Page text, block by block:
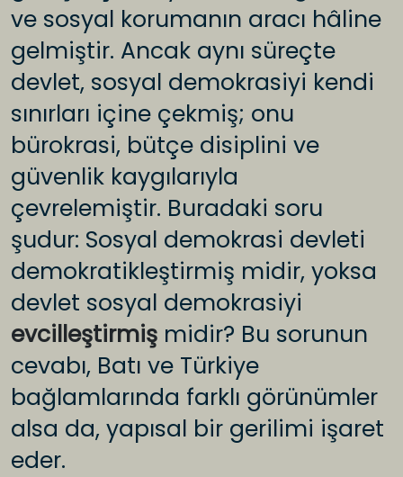
ve sosyal korumanın aracı hâline
gelmiştir. Ancak aynı süreçte
devlet, sosyal demokrasiyi kendi
sınırları içine çekmiş; onu
bürokrasi, bütçe disiplini ve
güvenlik kaygılarıyla
çevrelemiştir. Buradaki soru
şudur: Sosyal demokrasi devleti
demokratikleştirmiş midir, yoksa
devlet sosyal demokrasiyi
evcilleştirmiş midir? Bu sorunun
cevabı, Batı ve Türkiye
bağlamlarında farklı görünümler
alsa da, yapısal bir gerilimi işaret
eder.